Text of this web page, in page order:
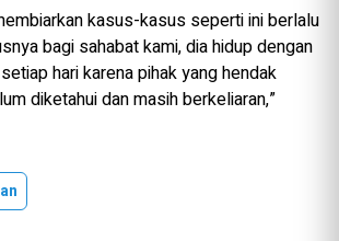
kasus-kasus seperti ini berlalu
bagi sahabat kami, dia hidup dengan
hari karena pihak yang hendak
diketahui dan masih berkeliaran,”